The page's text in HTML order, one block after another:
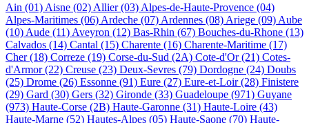
Ain (01) Aisne (02) Allier(03) Alpes-de-Haute-Provence (04)
Alpes-Maritimes (06) Ardeche (07) Ardennes (08) Ariege (09) Aube
(10) Aude (11) Aveyron (12) Bas-Rhin (67) Bouches-du-Rhone (13)
Calvados (14) Cantal (15) Charente (16) Charente-Maritime (17)
Cher(18) Correze (19) Corse-du-Sud (2A) Cote-d'Or(21) Cotes-
d'Armor(22) Creuse (23) Deux-Sevres (79) Dordogne (24) Doubs
(25) Drome (26) Essonne (91) Eure (27) Eure-et-Loir(28) Finistere
(29) Gard (30) Gers (32) Gironde (33) Guadeloupe (971) Guyane
(973) Haute-Corse (2B) Haute-Garonne (31) Haute-Loire (43)
Haute-Marne (52) Hautes-Alpes (05) Haute-Saone (70) Haute-